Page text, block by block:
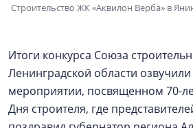
Строительство ЖК «Аквилон Верба» в
Итоги конкурса Союза
Ленинградской области
мероприятии, посвященном 70-
Дня строителя, где